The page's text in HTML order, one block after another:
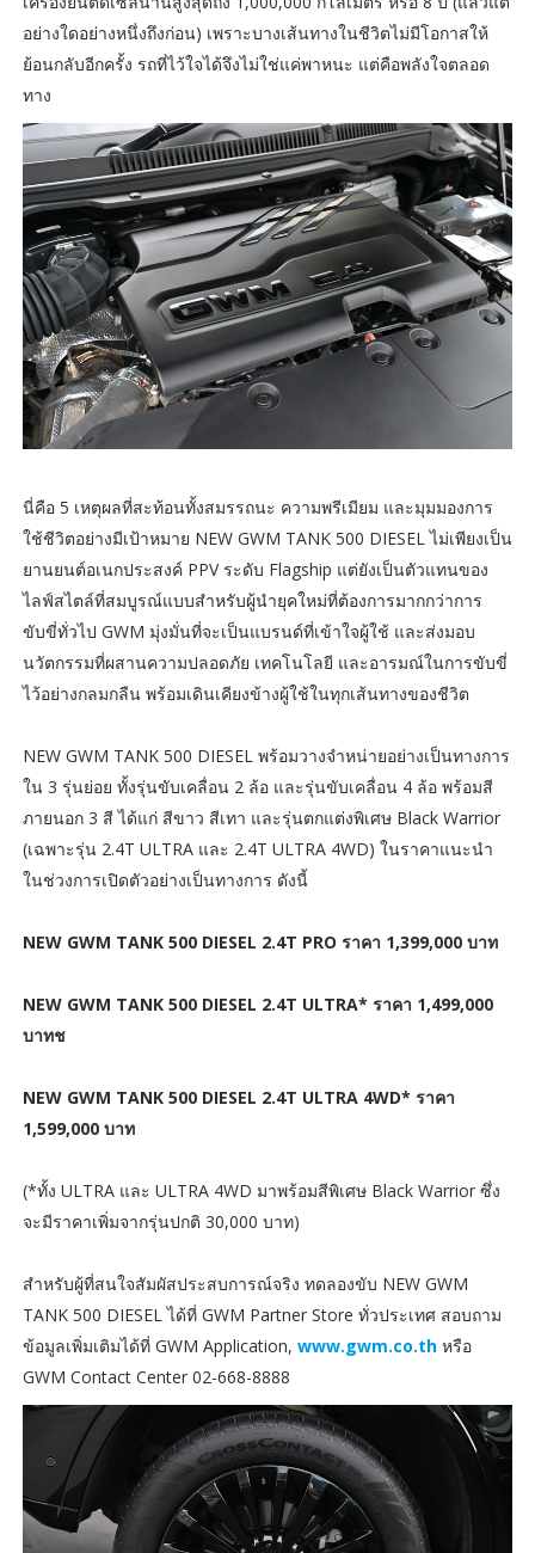
อย่างใดอย่างหนึ่งถึงก่อน) เพราะบางเส้นทางในชีวิตไม่มีโอกาสให้
ย้อนกลับอีกครั้ง รถที่ไว้ใจได้จึงไม่ใช่แค่พาหนะ แต่คือพลังใจตลอด
ทาง
นี่คือ 5 เหตุผลที่สะท้อนทั้งสมรรถนะ ความพรีเมียม และมุมมองการ
ใช้ชีวิตอย่างมีเป้าหมาย NEW GWM TANK 500 DIESEL ไม่เพียงเป็น
ยานยนต์อเนกประสงค์ PPV ระดับ Flagship แต่ยังเป็นตัวแทนของ
ไลฟ์สไตล์ที่สมบูรณ์แบบสำหรับผู้นำยุคใหม่ที่ต้องการมากกว่าการ
ขับขี่ทั่วไป GWM มุ่งมั่นที่จะเป็นแบรนด์ที่เข้าใจผู้ใช้ และส่งมอบ
นวัตกรรมที่ผสานความปลอดภัย เทคโนโลยี และอารมณ์ในการขับขี่
ไว้อย่างกลมกลืน พร้อมเดินเคียงข้างผู้ใช้ในทุกเส้นทางของชีวิต
NEW GWM TANK 500 DIESEL พร้อมวางจำหน่ายอย่างเป็นทางการ
ใน 3 รุ่นย่อย ทั้งรุ่นขับเคลื่อน 2 ล้อ และรุ่นขับเคลื่อน 4 ล้อ พร้อมสี
ภายนอก 3 สี ได้แก่ สีขาว สีเทา และรุ่นตกแต่งพิเศษ Black Warrior
(เฉพาะรุ่น 2.4T ULTRA และ 2.4T ULTRA 4WD) ในราคาแนะนำ
ในช่วงการเปิดตัวอย่างเป็นทางการ ดังนี้
NEW GWM TANK 500 DIESEL 2.4T PRO ราคา 1,399,000 บาท
NEW GWM TANK 500 DIESEL 2.4T ULTRA* ราคา 1,499,000
บาทช
NEW GWM TANK 500 DIESEL 2.4T ULTRA 4WD* ราคา
1,599,000 บาท
(*ทั้ง ULTRA และ ULTRA 4WD มาพร้อมสีพิเศษ Black Warrior ซึ่ง
จะมีราคาเพิ่มจากรุ่นปกติ 30,000 บาท)
สำหรับผู้ที่สนใจสัมผัสประสบการณ์จริง ทดลองขับ NEW GWM
TANK 500 DIESEL ได้ที่ GWM Partner Store ทั่วประเทศ สอบถาม
ข้อมูลเพิ่มเติมได้ที่ GWM Application, www.gwm.co.thหรือ
GWM Contact Center 02-668-8888